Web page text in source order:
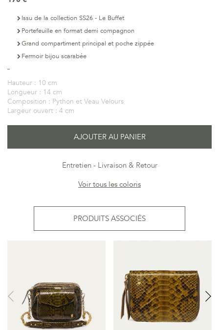
Issu de la collection SS26 - Le Buffet
Portefeuille en format demi compagnon
Grand compartiment principal et poche zippée
Fermoir bijou scarabée
Hauteur : 10 cm
Longueur : 14 cm
Composition : Python et Veau Velours
Largeur ouvert : 4 cm
AJOUTER AU PANIER
Entretien
Livraison & Retour
Voir tous les coloris
PRODUITS ASSOCIÉS